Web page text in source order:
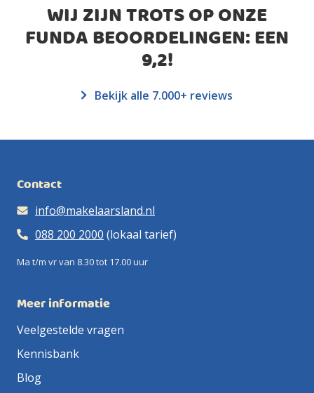
WIJ ZIJN TROTS OP ONZE
FUNDA BEOORDELINGEN: EEN
9,2!
Bekijk alle 7.000+ reviews
Contact
info@makelaarsland.nl
088 200 2000 (lokaal tarief)
Ma t/m vr van 8.30 tot 17.00 uur
Meer informatie
Veelgestelde vragen
Kennisbank
Blog